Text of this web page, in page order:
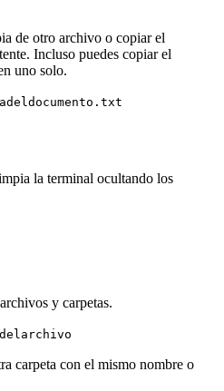
de otro archivo o copiar el
Incluso puedes copiar el
uno solo.
la terminal ocultando los
y carpetas.
carpeta con el mismo nombre o